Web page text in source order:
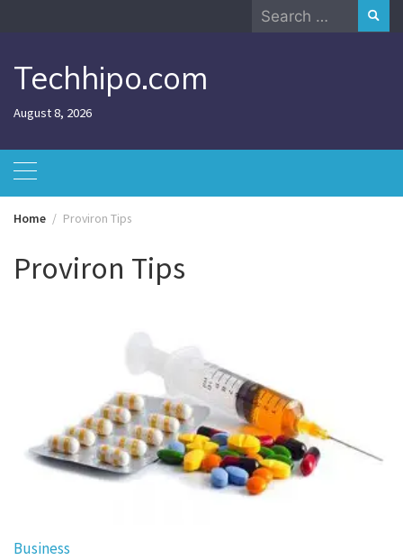
Search
Techhipo.com
August 8, 2026
Home Proviron Tips
Proviron Tips
Business